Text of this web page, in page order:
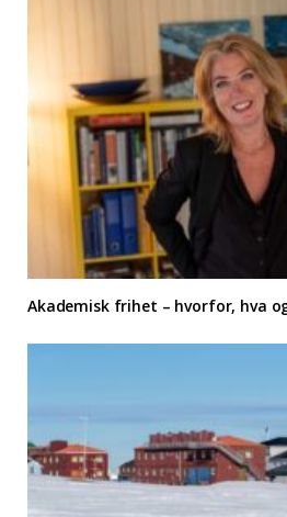
Akademisk frihet – hvorfor, hva